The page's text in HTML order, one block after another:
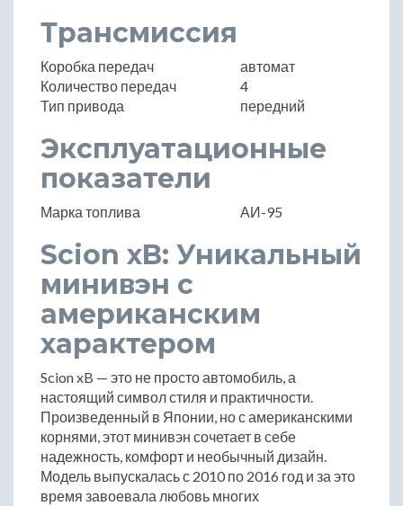
Трансмиссия
Коробка передач
автомат
Количество передач
4
Тип привода
передний
Эксплуатационные
показатели
Марка топлива АИ-95
Scion xB: Уникальный
минивэн с
американским
характером
Scion xB — это не просто автомобиль, а
настоящий символ стиля и практичности.
Произведенный в Японии, но с американскими
корнями, этот минивэн сочетает в себе
надежность, комфорт и необычный дизайн.
Модель выпускалась с 2010 по 2016 год и за это
время завоевала любовь многих